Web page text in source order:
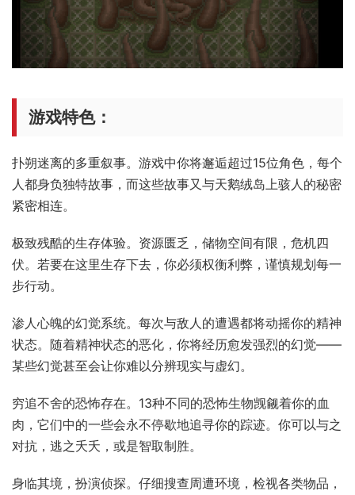
游戏特色：
扑朔迷离的多重叙事。游戏中你将邂逅超过15位角色，每个
人都身负独特故事，而这些故事又与天鹅绒岛上骇人的秘密
紧密相连。
极致残酷的生存体验。资源匮乏，储物空间有限，危机四
伏。若要在这里生存下去，你必须权衡利弊，谨慎规划每一
步行动。
渗人心魄的幻觉系统。每次与敌人的遭遇都将动摇你的精神
状态。随着精神状态的恶化，你将经历愈发强烈的幻觉——
某些幻觉甚至会让你难以分辨现实与虚幻。
穷追不舍的恐怖存在。13种不同的恐怖生物觊觎着你的血
肉，它们中的一些会永不停歇地追寻你的踪迹。你可以与之
对抗，逃之夭夭，或是智取制胜。
身临其境，扮演侦探。仔细搜查周遭环境，检视各类物品，